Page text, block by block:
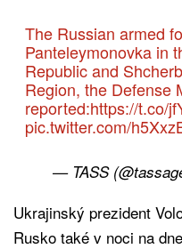
The Russian armed
Panteleymonovka in
Republic and
Region, the Defense
reported:https://t.co/
pic.twitter.com/
— TASS
Ukrajinský prezident
Rusko také v noci na